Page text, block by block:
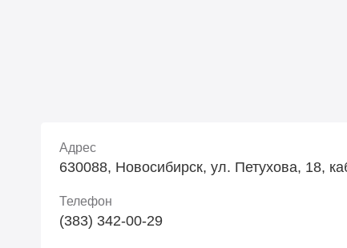
Адрес
630088, Новосибирск, ул. Петухова, 18,
Телефон
(383) 342-00-29